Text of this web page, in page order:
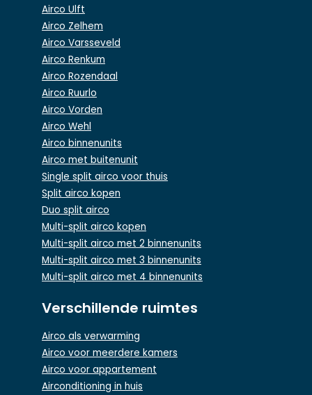
Airco Ulft
Airco Zelhem
Airco Varsseveld
Airco Renkum
Airco Rozendaal
Airco Ruurlo
Airco Vorden
Airco Wehl
Airco binnenunits
Airco met buitenunit
Single split airco voor thuis
Split airco kopen
Duo split airco
Multi-split airco kopen
Multi-split airco met 2 binnenunits
Multi-split airco met 3 binnenunits
Multi-split airco met 4 binnenunits
Verschillende ruimtes
Airco als verwarming
Airco voor meerdere kamers
Airco voor appartement
Airconditioning in huis